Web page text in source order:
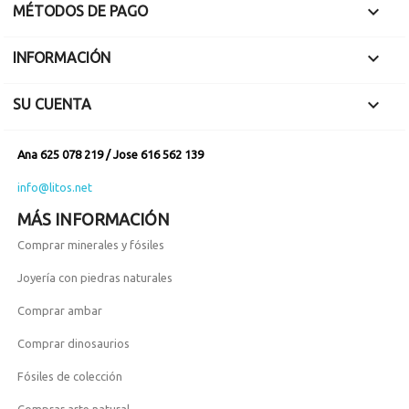
MÉTODOS DE PAGO 
INFORMACIÓN 
SU CUENTA 
Ana 625 078 219 / Jose 616 562 139
info@litos.net
MÁS INFORMACIÓN
Comprar minerales y fósiles
Joyería con piedras naturales
Comprar ambar
Comprar dinosaurios
Fósiles de colección